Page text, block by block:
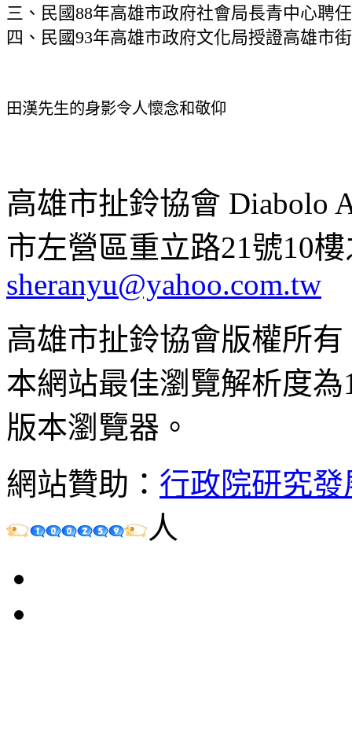
三、民國88年高雄市政府社會局長青中心聘
四、民國93年高雄市政府文化局授證高雄市
田漢先生的身影令人懷念和敬仰
高雄市扯鈴協會 Diabolo
市左營區重立路21號10
sheranyu@yahoo.com.tw
高雄市扯鈴協會版權所
本網站最佳瀏覽解析度
版本瀏覽器。
網站贊助： 行政院研究
人